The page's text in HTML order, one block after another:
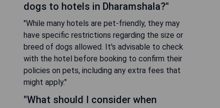
dogs to hotels in Dharamshala?"
"While many hotels are pet-friendly, they may
have specific restrictions regarding the size or
breed of dogs allowed. It's advisable to check
with the hotel before booking to confirm their
policies on pets, including any extra fees that
might apply."
"What should I consider when